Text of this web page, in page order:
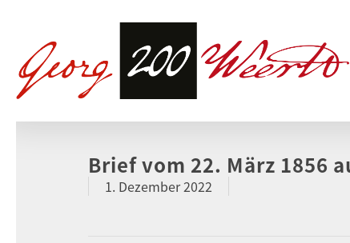
Brief vom 22. März 1856
1. Dezember 2022